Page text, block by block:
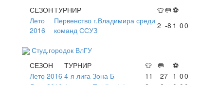
СЕЗОНТУРНИР 👕🥅⚽
Лето
2016
Первенство г.Владимира среди
команд ССУЗ
2 -8 1 00
Студ.городок ВлГУ
СЕЗОН
ТУРНИР 👕 🥅
⚽
Лето 2016 4-я лига Зона Б 11 -27 1 00